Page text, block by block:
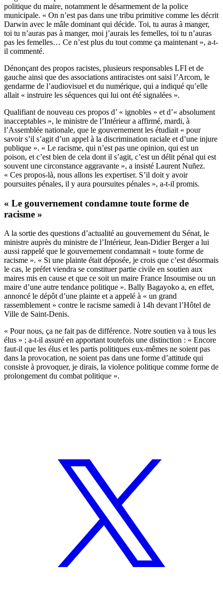
politique du maire, notamment le désarmement de la police
municipale. « On n’est pas dans une tribu primitive comme les décrit
Darwin avec le mâle dominant qui décide. Toi, tu auras à manger,
toi tu n’auras pas à manger, moi j’aurais les femelles, toi tu n’auras
pas les femelles… Ce n’est plus du tout comme ça maintenant », a-t-
il commenté.
Dénonçant des propos racistes, plusieurs responsables LFI et de
gauche ainsi que des associations antiracistes ont saisi l’Arcom, le
gendarme de l’audiovisuel et du numérique, qui a indiqué qu’elle
allait « instruire les séquences qui lui ont été signalées ».
Qualifiant de nouveau ces propos d’ « ignobles » et d’« absolument
inacceptables », le ministre de l’Intérieur a affirmé, mardi, à
l’Assemblée nationale, que le gouvernement les étudiait « pour
savoir s’il s’agit d’un appel à la discrimination raciale et d’une injure
publique ». « Le racisme, qui n’est pas une opinion, qui est un
poison, et c’est bien de cela dont il s’agit, c’est un délit pénal qui est
souvent une circonstance aggravante », a insisté Laurent Nuñez.
« Ces propos-là, nous allons les expertiser. S’il doit y avoir
poursuites pénales, il y aura poursuites pénales », a-t-il promis.
« Le gouvernement condamne toute forme de
racisme »
A la sortie des questions d’actualité au gouvernement du Sénat, le
ministre auprès du ministre de l’Intérieur, Jean-Didier Berger a lui
aussi rappelé que le gouvernement condamnait « toute forme de
racisme ». « Si une plainte était déposée, je crois que c’est désormais
le cas, le préfet viendra se constituer partie civile en soutien aux
maires mis en cause et que ce soit un maire France Insoumise ou un
maire d’une autre tendance politique ». Bally Bagayoko a, en effet,
annoncé le dépôt d’une plainte et a appelé à « un grand
rassemblement » contre le racisme samedi à 14h devant l’Hôtel de
Ville de Saint-Denis.
« Pour nous, ça ne fait pas de différence. Notre soutien va à tous les
élus » ; a-t-il assuré en apportant toutefois une distinction : « Encore
faut-il que les élus et les partis politiques eux-mêmes ne soient pas
dans la provocation, ne soient pas dans une forme d’attitude qui
consiste à provoquer, je dirais, la violence politique comme forme de
prolongement du combat politique ».